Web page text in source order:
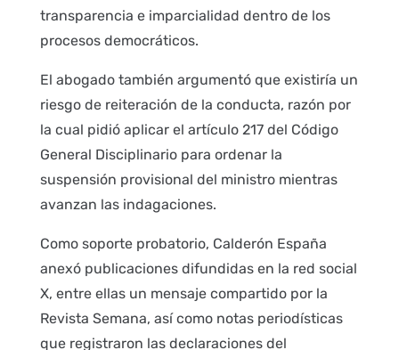
transparencia e imparcialidad dentro de los
procesos democráticos.
El abogado también argumentó que existiría un
riesgo de reiteración de la conducta, razón por
la cual pidió aplicar el artículo 217 del Código
General Disciplinario para ordenar la
suspensión provisional del ministro mientras
avanzan las indagaciones.
Como soporte probatorio, Calderón España
anexó publicaciones difundidas en la red social
X, entre ellas un mensaje compartido por la
Revista Semana, así como notas periodísticas
que registraron las declaraciones del